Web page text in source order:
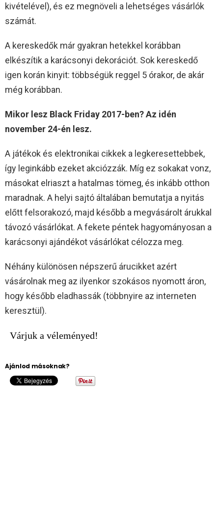
kivételével), és ez megnöveli a lehetséges vásárlók
számát.
A kereskedők már gyakran hetekkel korábban
elkészítik a karácsonyi dekorációt. Sok kereskedő
igen korán kinyit: többségük reggel 5 órakor, de akár
még korábban.
Mikor lesz Black Friday 2017-ben? Az idén
november 24-én lesz.
A játékok és elektronikai cikkek a legkeresettebbek,
így leginkább ezeket akciózzák. Míg ez sokakat vonz,
másokat elriaszt a hatalmas tömeg, és inkább otthon
maradnak. A helyi sajtó általában bemutatja a nyitás
előtt felsorakozó, majd később a megvásárolt árukkal
távozó vásárlókat. A fekete péntek hagyományosan a
karácsonyi ajándékot vásárlókat célozza meg.
Néhány különösen népszerű árucikket azért
vásárolnak meg az ilyenkor szokásos nyomott áron,
hogy később eladhassák (többnyire az interneten
keresztül).
Várjuk a véleményed!
Ajánlod másoknak?